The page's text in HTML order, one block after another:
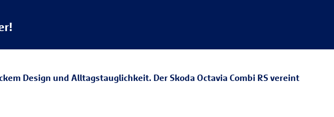
Design und Alltagstauglichkeit. Der Skoda Octavia Combi RS vereint